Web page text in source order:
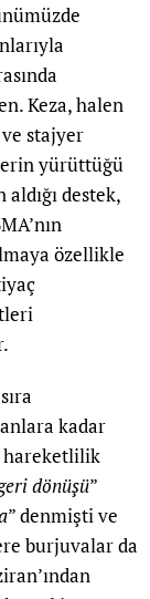
Keza, halen
stajyer
yürüttüğü
destek,
özellikle
kadar
hareketlilik
dönüşü”
” denmişti ve
burjuvalar da